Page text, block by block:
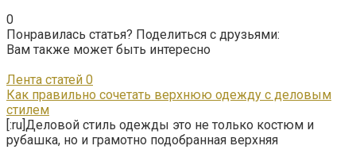
0
Понравилась статья? Поделиться с друзьями:
Вам также может быть интересно
Лента статей 0
Как правильно сочетать верхнюю одежду с деловым
стилем
[:ru]Деловой стиль одежды это не только костюм и
рубашка, но и грамотно подобранная верхняя